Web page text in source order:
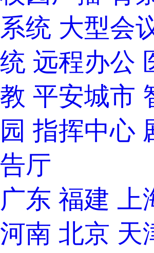
系统 大型会
统 远程办公
教 平安城市
园 指挥中心
告厅
广东 福建
河南 北京 天